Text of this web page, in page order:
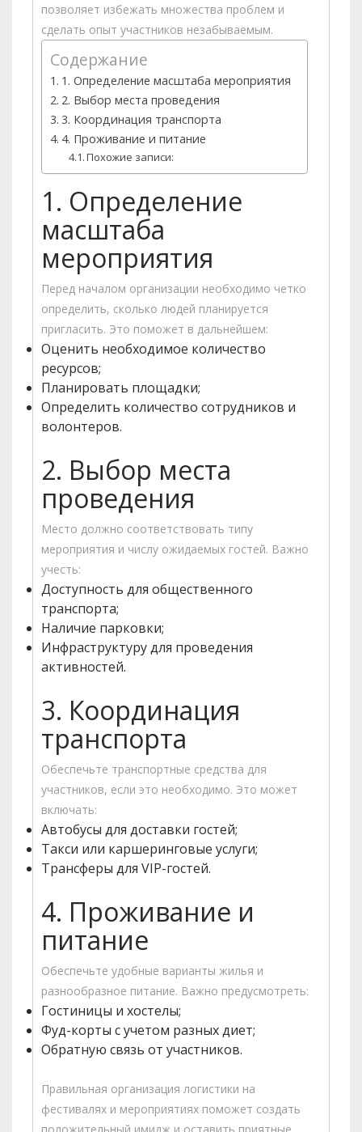
позволяет избежать множества проблем и
сделать опыт участников незабываемым.
Содержание
1. Определение масштаба мероприятия
2. Выбор места проведения
3. Координация транспорта
4. Проживание и питание
Похожие записи:
1. Определение
масштаба
мероприятия
Перед началом организации необходимо четко
определить, сколько людей планируется
пригласить. Это поможет в дальнейшем:
Оценить необходимое количество
ресурсов;
Планировать площадки;
Определить количество сотрудников и
волонтеров.
2. Выбор места
проведения
Место должно соответствовать типу
мероприятия и числу ожидаемых гостей. Важно
учесть:
Доступность для общественного
транспорта;
Наличие парковки;
Инфраструктуру для проведения
активностей.
3. Координация
транспорта
Обеспечьте транспортные средства для
участников, если это необходимо. Это может
включать:
Автобусы для доставки гостей;
Такси или каршеринговые услуги;
Трансферы для VIP-гостей.
4. Проживание и
питание
Обеспечьте удобные варианты жилья и
разнообразное питание. Важно предусмотреть:
Гостиницы и хостелы;
Фуд-корты с учетом разных диет;
Обратную связь от участников.
Правильная организация логистики на
фестивалях и мероприятиях поможет создать